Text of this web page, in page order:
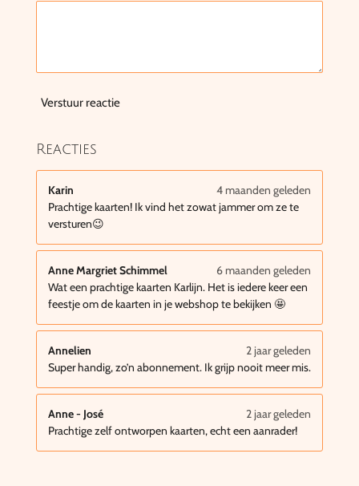
Verstuur reactie
Reacties
Karin
4 maanden geleden
Prachtige kaarten! Ik vind het zowat jammer om ze te
versturen😉
Anne Margriet Schimmel
6 maanden geleden
Wat een prachtige kaarten Karlijn. Het is iedere keer een
feestje om de kaarten in je webshop te bekijken 🤩
Annelien
2 jaar geleden
Super handig, zo’n abonnement. Ik grijp nooit meer mis.
Anne - José
2 jaar geleden
Prachtige zelf ontworpen kaarten, echt een aanrader!